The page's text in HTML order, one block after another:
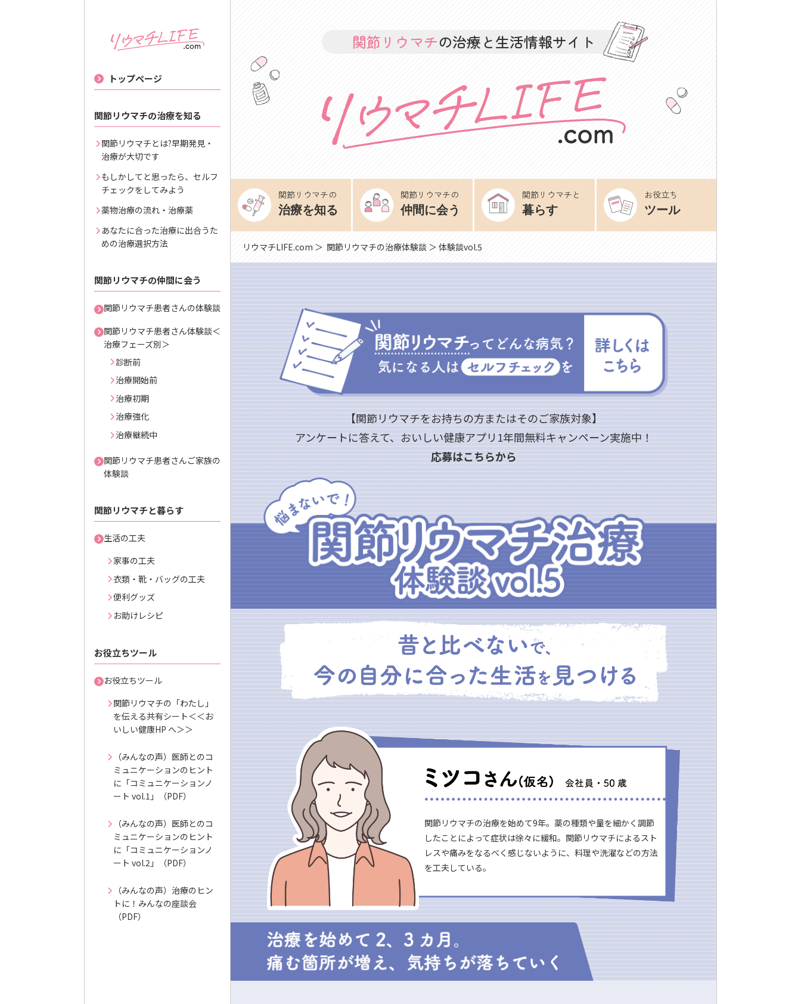
トップページ
関節リウマチの治療を知る
関節リウマチとは?早期発見・
治療が大切です
もしかしてと思ったら、セルフ
チェックをしてみよう
薬物治療の流れ・治療薬
あなたに合った治療に出合うた
めの治療選択方法
関節リウマチの仲間に会う
関節リウマチ患者さんの体験談
関節リウマチ患者さん体験談＜
治療フェーズ別＞
診断前
治療開始前
治療初期
治療強化
治療継続中
関節リウマチ患者さんご家族の
体験談
関節リウマチと暮らす
生活の工夫
家事の工夫
衣類・靴・バッグの工夫
便利グッズ
お助けレシピ
お役立ちツール
お役立ちツール
関節リウマチの「わたし」
を伝える共有シート＜＜お
いしい健康HP へ＞＞
（みんなの声）医師とのコ
ミュニケーションのヒント
に「コミュニケーションノ
ート vol.1」（PDF）
（みんなの声）医師とのコ
ミュニケーションのヒント
に「コミュニケーションノ
ート vol.2」（PDF）
（みんなの声）治療のヒン
トに！みんなの座談会
（PDF）
関節リウマチの治療と生活情報サイト
関節リウマチの
治療を知る
関節リウマチの
仲間に会う
関節リウマチと
暮らす
お役立ち
ツール
リウマチLIFE.com ＞ 関節リウマチの治療体験談 ＞ 体験談vol.5
【関節リウマチをお持ちの方またはそのご家族対象】
アンケートに答えて、おいしい健康アプリ1年間無料キャンペーン実施中！
応募はこちらから
関節リウマチの治療を始めて9年。薬の種類や量を細かく調節
したことによって症状は徐々に緩和。関節リウマチによるスト
レスや痛みをなるべく感じないように、料理や洗濯などの方法
を工夫している。